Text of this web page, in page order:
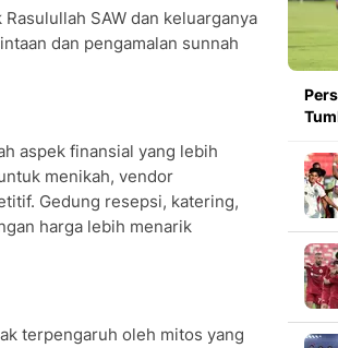
SAW dan keluarganya
dan pengamalan sunnah
aspek finansial yang lebih
menikah, vendor
Gedung resepsi, katering,
harga lebih menarik
terpengaruh oleh mitos yang